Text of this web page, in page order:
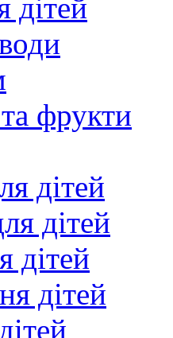
дітей
фрукти
дітей
дітей
дітей
дітей